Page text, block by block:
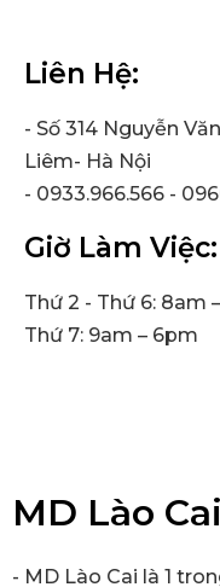
Liên Hệ:
- Số 314 Nguyễn
Liêm- Hà Nội
- 0933.966.566 -
Giờ Làm Việc:
Thứ 2 - Thứ 6: 8am
Thứ 7: 9am – 6pm
MD Lào Cai
- MD Lào Cai là 1